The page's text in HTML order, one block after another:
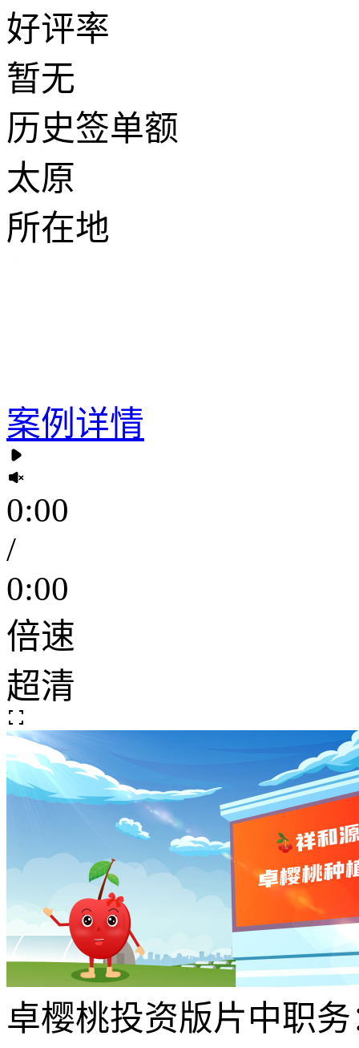
好评率
暂无
历史签单额
太原
所在地
案例详情
0:00
/
0:00
倍速
超清
卓樱桃投资版片中职